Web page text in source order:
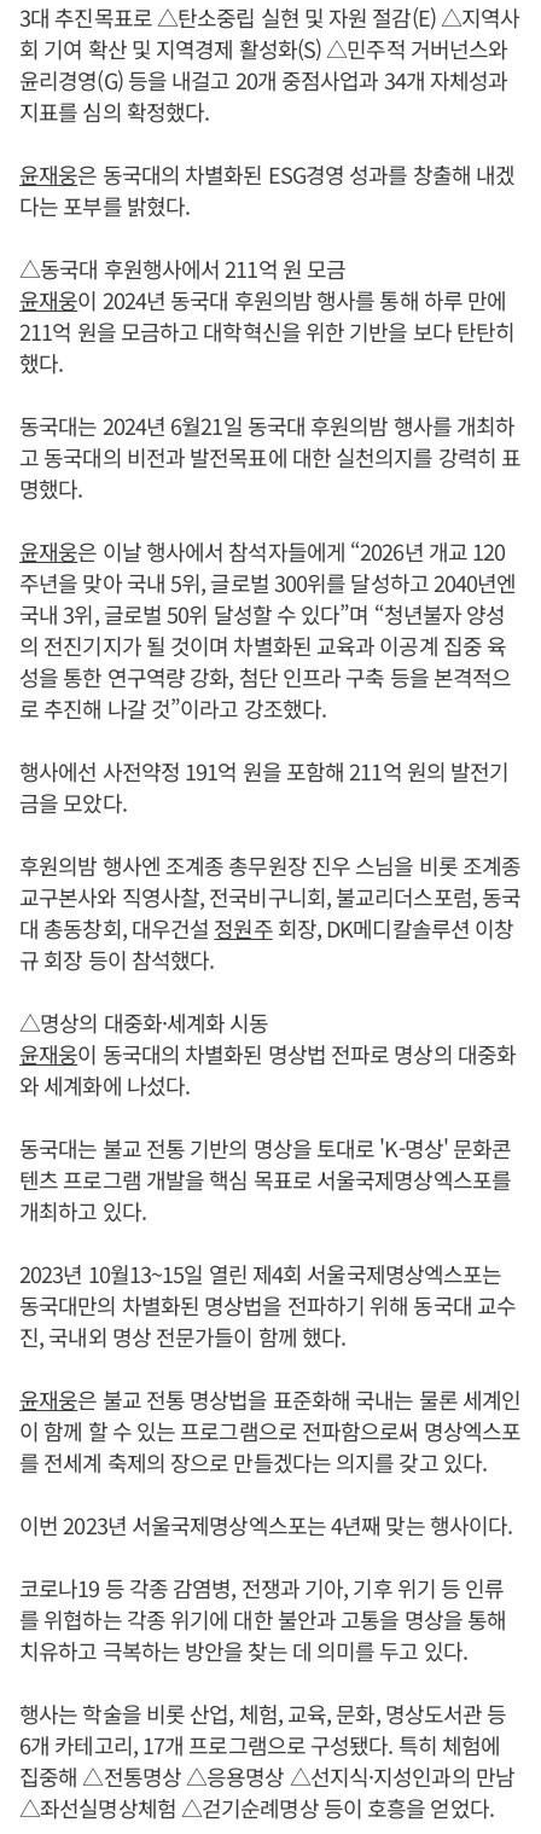
3대 추진목표로 △탄소중립 실현 및 자원 절감(E) △지역사
회 기여 확산 및 지역경제 활성화(S) △민주적 거버넌스와
윤리경영(G) 등을 내걸고 20개 중점사업과 34개 자체성과
지표를 심의 확정했다.
윤재웅은 동국대의 차별화된 ESG경영 성과를 창출해 내겠
다는 포부를 밝혔다.
△동국대 후원행사에서 211억 원 모금
윤재웅이 2024년 동국대 후원의밤 행사를 통해 하루 만에
211억 원을 모금하고 대학혁신을 위한 기반을 보다 탄탄히
했다.
동국대는 2024년 6월21일 동국대 후원의밤 행사를 개최하
고 동국대의 비전과 발전목표에 대한 실천의지를 강력히 표
명했다.
윤재웅은 이날 행사에서 참석자들에게 “2026년 개교 120
주년을 맞아 국내 5위, 글로벌 300위를 달성하고 2040년엔
국내 3위, 글로벌 50위 달성할 수 있다”며 “청년불자 양성
의 전진기지가 될 것이며 차별화된 교육과 이공계 집중 육
성을 통한 연구역량 강화, 첨단 인프라 구축 등을 본격적으
로 추진해 나갈 것”이라고 강조했다.
행사에선 사전약정 191억 원을 포함해 211억 원의 발전기
금을 모았다.
후원의밤 행사엔 조계종 총무원장 진우 스님을 비롯 조계종
교구본사와 직영사찰, 전국비구니회, 불교리더스포럼, 동국
대 총동창회, 대우건설 정원주회장, DK메디칼솔루션 이창
규 회장 등이 참석했다.
△명상의 대중화·세계화 시동
윤재웅이 동국대의 차별화된 명상법 전파로 명상의 대중화
와 세계화에 나섰다.
동국대는 불교 전통 기반의 명상을 토대로 'K-명상' 문화콘
텐츠 프로그램 개발을 핵심 목표로 서울국제명상엑스포를
개최하고 있다.
2023년 10월13~15일 열린 제4회 서울국제명상엑스포는
동국대만의 차별화된 명상법을 전파하기 위해 동국대 교수
진, 국내외 명상 전문가들이 함께 했다.
윤재웅은 불교 전통 명상법을 표준화해 국내는 물론 세계인
이 함께 할 수 있는 프로그램으로 전파함으로써 명상엑스포
를 전세계 축제의 장으로 만들겠다는 의지를 갖고 있다.
이번 2023년 서울국제명상엑스포는 4년째 맞는 행사이다.
코로나19 등 각종 감염병, 전쟁과 기아, 기후 위기 등 인류
를 위협하는 각종 위기에 대한 불안과 고통을 명상을 통해
치유하고 극복하는 방안을 찾는 데 의미를 두고 있다.
행사는 학술을 비롯 산업, 체험, 교육, 문화, 명상도서관 등
6개 카테고리, 17개 프로그램으로 구성됐다. 특히 체험에
집중해 △전통명상 △응용명상 △선지식·지성인과의 만남
△좌선실명상체험 △걷기순례명상 등이 호흥을 얻었다.